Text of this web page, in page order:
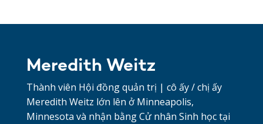
Meredith Weitz
Thành viên Hội đồng quản trị | cô ấy / chị ấy
Meredith Weitz lớn lên ở Minneapolis,
Minnesota và nhận bằng Cử nhân Sinh học tại